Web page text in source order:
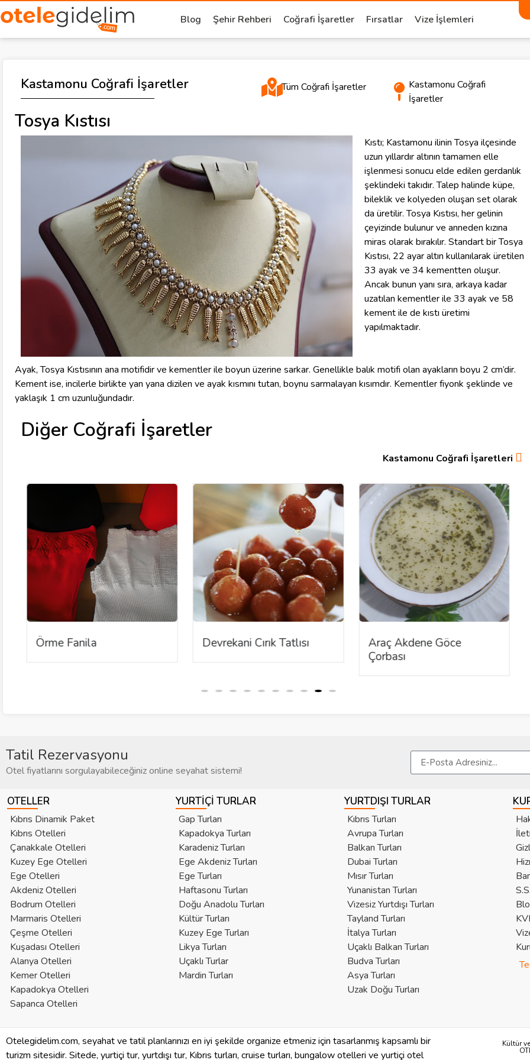
Blog Şehir Rehberi Coğrafi İşaretler Fırsatlar Vize İşlemleri
Kastamonu Coğrafi İşaretler Tüm Coğrafi İşaretler
Kastamonu Coğrafi
İşaretler
Tosya Kıstısı
Kıstı; Kastamonu ilinin Tosya ilçesinde
uzun yıllardır altının tamamen elle
işlenmesi sonucu elde edilen gerdanlık
şeklindeki takıdır. Talep halinde küpe,
bileklik ve kolyeden oluşan set olarak
da üretilir. Tosya Kıstısı, her gelinin
çeyizinde bulunur ve anneden kızına
miras olarak bırakılır. Standart bir Tosya
Kıstısı, 22 ayar altın kullanılarak üretilen
33 ayak ve 34 kementten oluşur.
Ancak bunun yanı sıra, arkaya kadar
uzatılan kementler ile 33 ayak ve 58
kement ile de kıstı üretimi
yapılmaktadır.
Ayak, Tosya Kıstısının ana motifidir ve kementler ile boyun üzerine sarkar. Genellikle balık motifi olan ayakların boyu 2 cm’dir.
Kement ise, incilerle birlikte yan yana dizilen ve ayak kısmını tutan, boynu sarmalayan kısımdır. Kementler fiyonk şeklinde ve
yaklaşık 1 cm uzunluğundadır.
Diğer Coğrafi İşaretler
Kastamonu Coğrafi İşaretleri
Örme Fanila Devrekani Cırık Tatlısı
Araç Akdene Göce
Çorbası
Tatil Rezervasyonu
Otel fiyatlarını sorgulayabileceğiniz online seyahat sistemi!
OTELLER
Kıbrıs Dinamik Paket
Kıbrıs Otelleri
Çanakkale Otelleri
Kuzey Ege Otelleri
Ege Otelleri
Akdeniz Otelleri
Bodrum Otelleri
Marmaris Otelleri
Çeşme Otelleri
Kuşadası Otelleri
Alanya Otelleri
Kemer Otelleri
Kapadokya Otelleri
Sapanca Otelleri
YURTIÇI TURLAR
Gap Turları
Kapadokya Turları
Karadeniz Turları
Ege Akdeniz Turları
Ege Turları
Haftasonu Turları
Doğu Anadolu Turları
Kültür Turları
Kuzey Ege Turları
Likya Turları
Uçaklı Turlar
Mardin Turları
YURTDIŞI TURLAR
Kıbrıs Turları
Avrupa Turları
Balkan Turları
Dubai Turları
Mısır Turları
Yunanistan Turları
Vizesiz Yurtdışı Turları
Tayland Turları
İtalya Turları
Uçaklı Balkan Turları
Budva Turları
Asya Turları
Uzak Doğu Turları
Otelegidelim.com, seyahat ve tatil planlarınızı en iyi şekilde organize etmeniz için tasarlanmış kapsamlı bir
turizm sitesidir. Sitede, yurtiçi tur, yurtdışı tur, Kıbrıs turları, cruise turları, bungalow otelleri ve yurtiçi otel
Kültür